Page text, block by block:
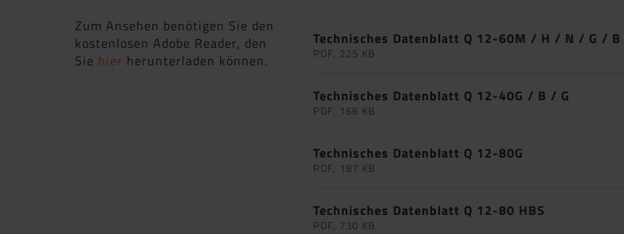
Zum Ansehen benötigen Sie den
kostenlosen Adobe Reader, den
Sie hier herunterladen können.
Technisches Datenblatt Q 12-60M / H / N / G / B
PDF, 225 KB
Technisches Datenblatt Q 12-40G / B / G
PDF, 166 KB
Technisches Datenblatt Q 12-80G
PDF, 187 KB
Technisches Datenblatt Q 12-80 HBS
PDF, 730 KB